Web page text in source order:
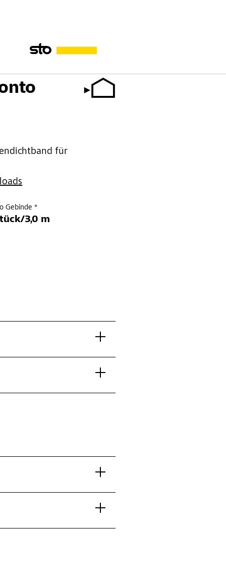
für
Gebinde *
3,0 m